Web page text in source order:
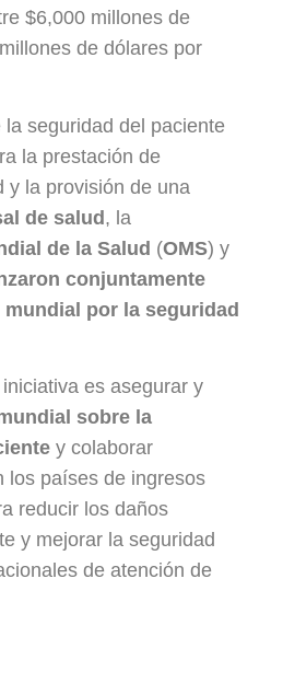
$6,000 millones de
de dólares por
seguridad del paciente
la prestación de
y la provisión de una
de salud, la
de la Salud (OMS) y
conjuntamente
por la seguridad
es asegurar y
sobre la
y colaborar
los países de ingresos
reducir los daños
y mejorar la seguridad
de atención de